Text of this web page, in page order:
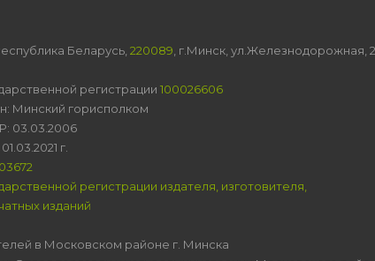
Беларусь, 220089 , г.Минск, ул.Железнодорожная,
регистрации 100026606
Минский горисполком
03.03.2006
г.
регистрации издателя, изготовителя,
изданий
в Московском районе г. Минска